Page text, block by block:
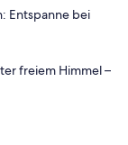
Entspanne bei
freiem Himmel –